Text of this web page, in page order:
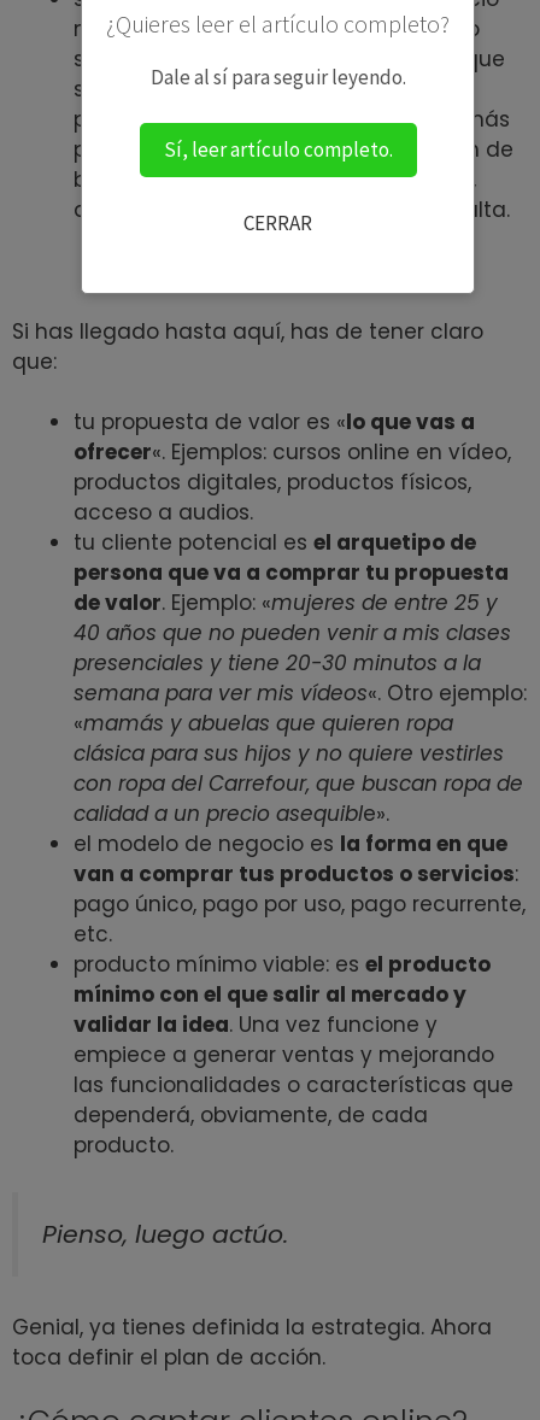
mensual puede ir incrementando pero
siempre manteniendo el precio a los que
se registraron a un precio más bajo
premiando así su apoyo. Además es más
probable que estos usuarios no se den de
baja porque, en caso de querer volver,
deberían pagar la nueva cuota más alta.
Si has llegado hasta aquí, has de tener claro
que:
tu propuesta de valor es «lo que vas a
ofrecer«. Ejemplos: cursos online en vídeo,
productos digitales, productos físicos,
acceso a audios.
tu cliente potencial es el arquetipo de
persona que va a comprar tu propuesta
de valor. Ejemplo: «mujeres de entre 25 y
40 años que no pueden venir a mis clases
presenciales y tiene 20-30 minutos a la
semana para ver mis vídeos«. Otro ejemplo:
«mamás y abuelas que quieren ropa
clásica para sus hijos y no quiere vestirles
con ropa del Carrefour, que buscan ropa de
calidad a un precio asequible».
el modelo de negocio es la forma en que
van a comprar tus productos o servicios:
pago único, pago por uso, pago recurrente,
etc.
producto mínimo viable: es el producto
mínimo con el que salir al mercado y
validar la idea. Una vez funcione y
empiece a generar ventas y mejorando
las funcionalidades o características que
dependerá, obviamente, de cada
producto.
Pienso, luego actúo.
Genial, ya tienes definida la estrategia. Ahora
toca definir el plan de acción.
¿Quieres leer el artículo completo?
Dale al sí para seguir leyendo.
Sí, leer artículo completo.
CERRAR